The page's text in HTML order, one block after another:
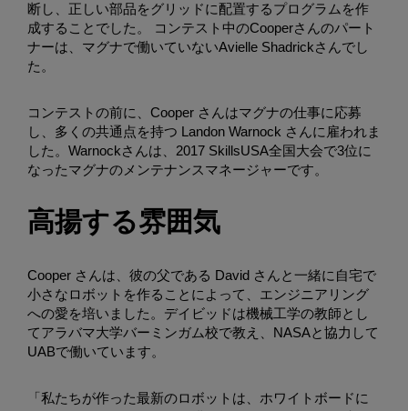
断し、正しい部品をグリッドに配置するプログラムを作
成することでした。 コンテスト中のCooperさんのパート
ナーは、マグナで働いていないAvielle Shadrickさんでし
た。
コンテストの前に、Cooper さんはマグナの仕事に応募
し、多くの共通点を持つ Landon Warnock さんに雇われま
した。Warnockさんは、2017 SkillsUSA全国大会で3位に
なったマグナのメンテナンスマネージャーです。
高揚する雰囲気
Cooper さんは、彼の父である David さんと一緒に自宅で
小さなロボットを作ることによって、エンジニアリング
への愛を培いました。デイビッドは機械工学の教師とし
てアラバマ大学バーミンガム校で教え、NASAと協力して
UABで働いています。
「私たちが作った最新のロボットは、ホワイトボードに